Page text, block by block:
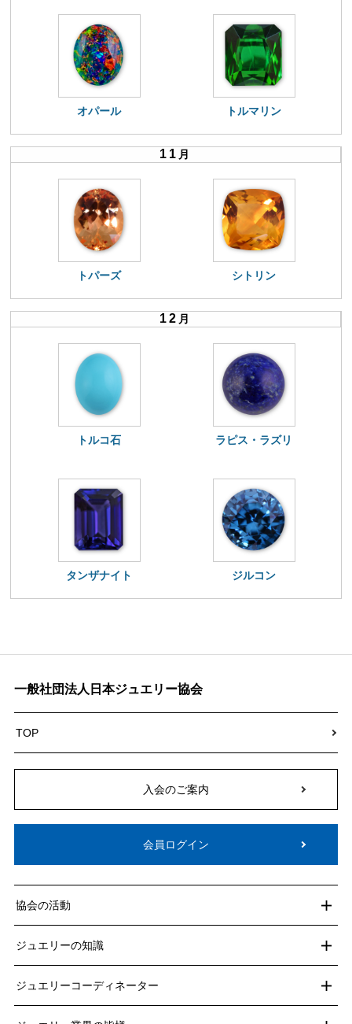
オパール トルマリン
11 月
トパーズ シトリン
12 月
トルコ石 ラピス・ラズリ
タンザナイト ジルコン
一般社団法人日本ジュエリー協会
TOP
入会のご案内
会員ログイン
協会の活動
ジュエリーの知識
ジュエリーコーディネーター